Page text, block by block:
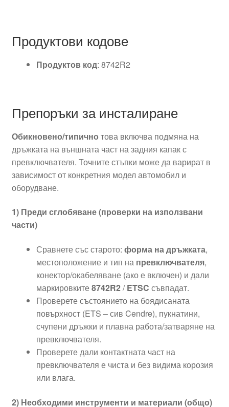
Продуктови кодове
Продуктов код: 8742R2
Препоръки за инсталиране
Обикновено/типично това включва подмяна на
дръжката на външната част на задния капак с
превключвателя. Точните стъпки може да варират в
зависимост от конкретния модел автомобил и
оборудване.
1) Преди сглобяване (проверки на използвани
части)
Сравнете със старото: форма на дръжката,
местоположение и тип на превключвателя,
конектор/окабеляване (ако е включен) и дали
маркировките8742R2/ETSC съвпадат.
Проверете състоянието на боядисаната
повърхност (ETS – сив Cendre), пукнатини,
счупени дръжки и плавна работа/затваряне на
превключвателя.
Проверете дали контактната част на
превключвателя е чиста и без видима корозия
или влага.
2) Необходими инструменти и материали (общо)